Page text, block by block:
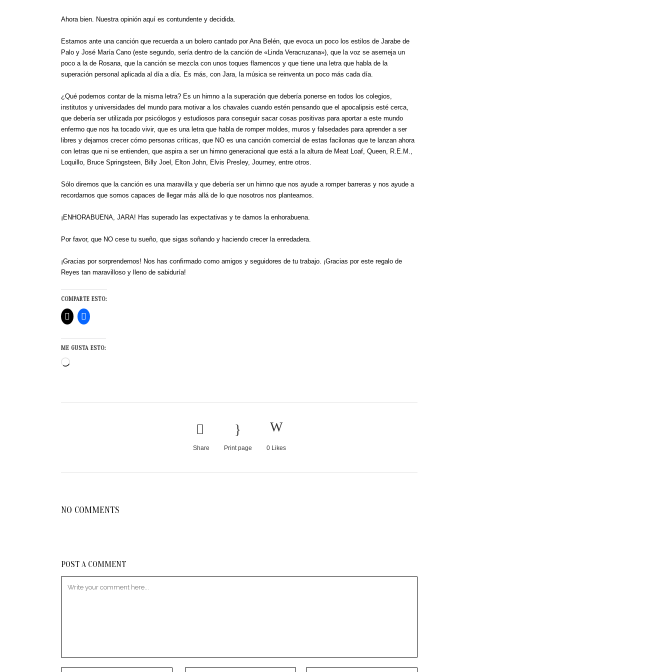
Ahora bien. Nuestra opinión aquí es contundente y decidida.
Estamos ante una canción que recuerda a un bolero cantado por Ana Belén, que evoca un poco los estilos de Jarabe de
Palo y José María Cano (este segundo, sería dentro de la canción de «Linda Veracruzana»), que la voz se asemeja un
poco a la de Rosana, que la canción se mezcla con unos toques flamencos y que tiene una letra que habla de la
superación personal aplicada al día a día. Es más, con Jara, la música se reinventa un poco más cada día.
¿Qué podemos contar de la misma letra? Es un himno a la superación que debería ponerse en todos los colegios,
institutos y universidades del mundo para motivar a los chavales cuando estén pensando que el apocalipsis esté cerca,
que debería ser utilizada por psicólogos y estudiosos para conseguir sacar cosas positivas para aportar a este mundo
enfermo que nos ha tocado vivir, que es una letra que habla de romper moldes, muros y falsedades para aprender a ser
libres y dejarnos crecer cómo personas críticas, que NO es una canción comercial de estas facilonas que te lanzan ahora
con letras que ni se entienden, que aspira a ser un himno generacional que está a la altura de Meat Loaf, Queen, R.E.M.,
Loquillo, Bruce Springsteen, Billy Joel, Elton John, Elvis Presley, Journey, entre otros.
Sólo diremos que la canción es una maravilla y que debería ser un himno que nos ayude a romper barreras y nos ayude a
recordarnos que somos capaces de llegar más allá de lo que nosotros nos planteamos.
¡ENHORABUENA, JARA! Has superado las expectativas y te damos la enhorabuena.
Por favor, que NO cese tu sueño, que sigas soñando y haciendo crecer la enredadera.
¡Gracias por sorprendernos! Nos has confirmado como amigos y seguidores de tu trabajo. ¡Gracias por este regalo de
Reyes tan maravilloso y lleno de sabiduría!
COMPARTE ESTO:
ME GUSTA ESTO:
Cargando...
Share Print page 0Likes
NO COMMENTS
POST A COMMENT